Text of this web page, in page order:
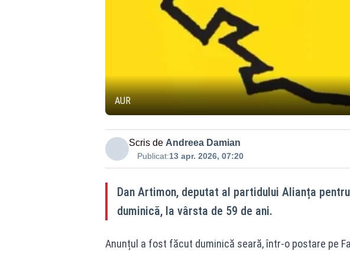
AUR
Scris de Andreea Damian
Publicat:13 apr. 2026, 07:20
Dan Artimon, deputat al partidului Alianța
duminică, la vârsta de 59 de ani.
Anunțul a fost făcut duminică seară, într-o postare pe